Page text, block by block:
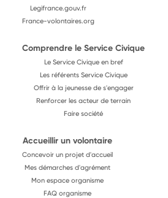
Legifrance.gouv.fr
France-volontaires.org
Comprendre le Service Civique
Le Service Civique en bref
Les référents Service Civique
Offrir à la jeunesse de s'engager
Renforcer les acteur de terrain
Faire société
Accueillir un volontaire
Concevoir un projet d'accueil
Mes démarches d'agrément
Mon espace organisme
FAQ organisme